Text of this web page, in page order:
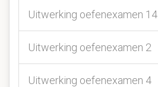
Uitwerking oefenexamen 14
Uitwerking oefenexamen 2
Uitwerking oefenexamen 4